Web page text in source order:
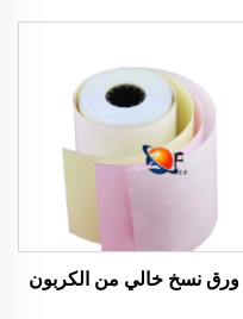
ورق نسخ خالي من الكربون